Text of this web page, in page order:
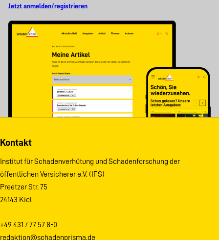
Jetzt anmelden/registrieren
Kontakt
Institut für Schadenverhütung und Schadenforschung der
öffentlichen Versicherer e.V. (IFS)
Preetzer Str. 75
24143 Kiel
+49 431 / 77 57 8-0
redaktion@schadenprisma.de